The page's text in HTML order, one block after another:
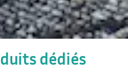
dédiés